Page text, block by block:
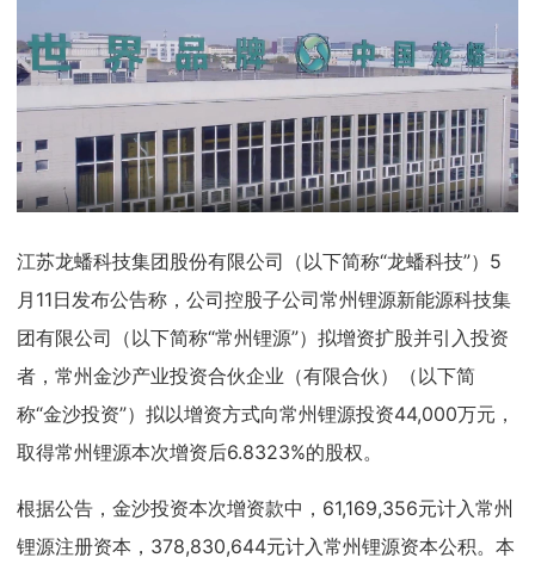
江苏龙蟠科技集团股份有限公司（以下简称“龙蟠科技”）5
月11日发布公告称，公司控股子公司常州锂源新能源科技集
团有限公司（以下简称“常州锂源”）拟增资扩股并引入投资
者，常州金沙产业投资合伙企业（有限合伙）（以下简
称“金沙投资”）拟以增资方式向常州锂源投资44,000万元，
取得常州锂源本次增资后6.8323%的股权。
根据公告，金沙投资本次增资款中，61,169,356元计入常州
锂源注册资本，378,830,644元计入常州锂源资本公积。本